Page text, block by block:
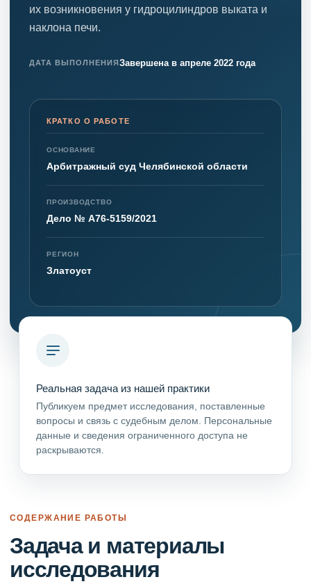
их возникновения у гидроцилиндров выката и
наклона печи.
ДАТА ВЫПОЛНЕНИЯЗавершена в апреле 2022 года
КРАТКО О РАБОТЕ
ОСНОВАНИЕ
Арбитражный суд Челябинской области
ПРОИЗВОДСТВО
Дело № А76-5159/2021
РЕГИОН
Златоуст
Реальная задача из нашей практики
Публикуем предмет исследования, поставленные
вопросы и связь с судебным делом. Персональные
данные и сведения ограниченного доступа не
раскрываются.
СОДЕРЖАНИЕ РАБОТЫ
Задача и материалы
исследования